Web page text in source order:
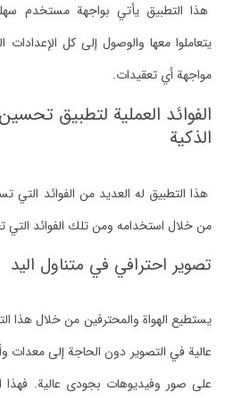
هذا التطبيق يأتي بواجهة مستخدم
يتعاملوا معها والوصول إلى كل
مواجهة أي تعقيدات.
الفوائد العملية لتطبيق
الذكية
هذا التطبيق له العديد من الفوائد
من خلال استخدامه ومن تلك الفوائد التي
تصوير احترافي في متناول اليد
يستطيع الهواة والمحترفين من خلال هذا
عالية في التصوير دون الحاجة إلى معدات
على صور وفيديوهات بجودى عالية.